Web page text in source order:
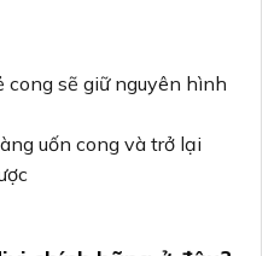
cong sẽ giữ nguyên hình
uốn cong và trở lại